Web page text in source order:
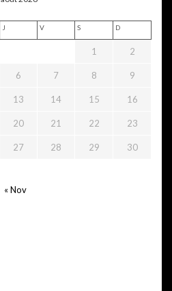
J V S D
1 2
6 7 8 9
13 14 15 16
20 21 22 23
27 28 29 30
« Nov